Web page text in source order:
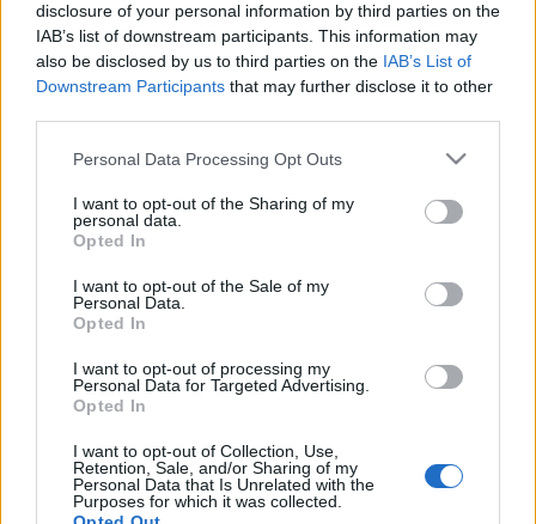
disclosure of your personal information by third parties on the
IAB’s list of downstream participants. This information may
also be disclosed by us to third parties on the IAB’s List of
Downstream Participants that may further disclose it to other
Please note that this website/app uses one or more Google
not limited to your visit or usage behaviour. You may click to
grant or deny consent to Google and its third-party tags to
use your data for below specified purposes in below Google
consent section.
Personal Data Processing Opt Outs
I want to opt-out of the Sharing of my
personal data.
Opted In
I want to opt-out of the Sale of my
Personal Data.
Opted In
I want to opt-out of processing my
Personal Data for Targeted Advertising.
Opted In
I want to opt-out of Collection, Use,
Retention, Sale, and/or Sharing of my
Personal Data that Is Unrelated with the
Purposes for which it was collected.
Szerbiához tartozó Kupuszina települést, mely az 1750-es
évekbeli kitelepítéstől napjainkig megőrizte palóc
identitását.